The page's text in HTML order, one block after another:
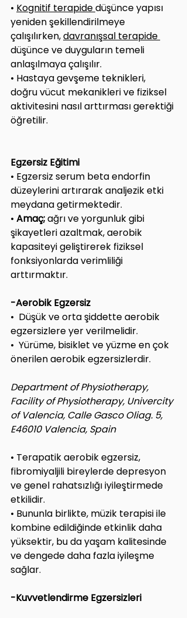
• Kognitif terapide düşünce yapısı
yeniden şekillendirilmeye
çalışılırken, davranışsal terapide
düşünce ve duyguların temeli
anlaşılmaya çalışılır.
• Hastaya gevşeme teknikleri,
doğru vücut mekanikleri ve fiziksel
aktivitesini nasıl arttırması gerektiği
öğretilir.
Egzersiz Eğitimi
• Egzersiz serum beta endorfin
düzeylerini artırarak analjezik etki
meydana getirmektedir.
• Amaç; ağrı ve yorgunluk gibi
şikayetleri azaltmak, aerobik
kapasiteyi geliştirerek fiziksel
fonksiyonlarda verimliliği
arttırmaktır.
-Aerobik Egzersiz
•  Düşük ve orta şiddette aerobik
egzersizlere yer verilmelidir.
•  Yürüme, bisiklet ve yüzme en çok
önerilen aerobik egzersizlerdir.
Department of Physiotherapy,
Facility of Physiotherapy, Univercity
of Valencia, Calle Gasco Oliag. 5,
E46010 Valencia, Spain
• Terapatik aerobik egzersiz,
fibromiyaljili bireylerde depresyon
ve genel rahatsızlığı iyileştirmede
etkilidir.
• Bununla birlikte, müzik terapisi ile
kombine edildiğinde etkinlik daha
yüksektir, bu da yaşam kalitesinde
ve dengede daha fazla iyileşme
sağlar.
-Kuvvetlendirme Egzersizleri